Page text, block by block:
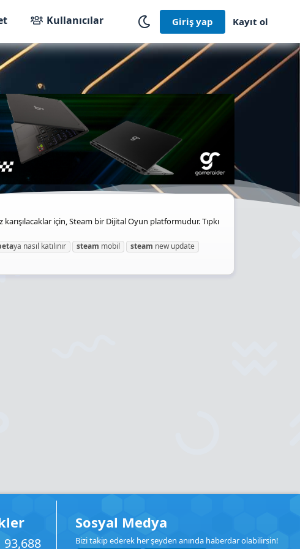
Kullanıcılar Giriş yap Kayıt ol
için, Steam bir Dijital Oyun platformudur. Tıpkı
ya nasıl katılınır steam mobil steam new update
93,688
Sosyal Medya
Bizi takip ederek her şeyden anında haberdar olabilirsin!